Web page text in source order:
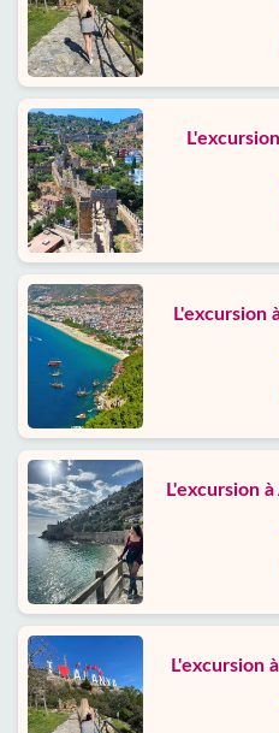
L'excursion
L'excursion
L'excursion